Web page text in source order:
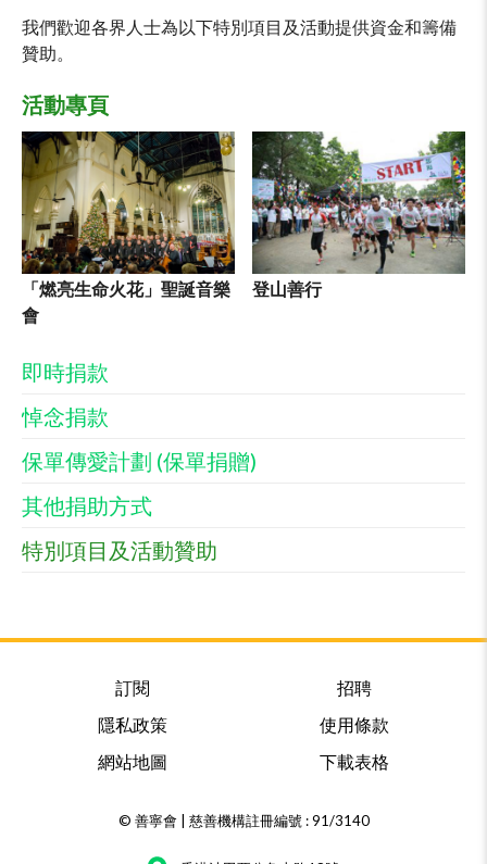
我們歡迎各界人士為以下特別項目及活動提供資金和籌備
贊助。
活動專頁
「燃亮生命火花」聖誕音樂
會
登山善行
即時捐款
悼念捐款
保單傳愛計劃 (保單捐贈)
其他捐助方式
特別項目及活動贊助
訂閱
招聘
隱私政策
使用條款
網站地圖
下載表格
© 善寧會 | 慈善機構註冊編號 : 91/3140